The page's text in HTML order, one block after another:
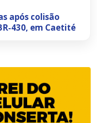
após colisão
em Caetité